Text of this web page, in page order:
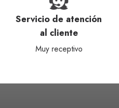
Servicio de atención
al cliente
Muy receptivo